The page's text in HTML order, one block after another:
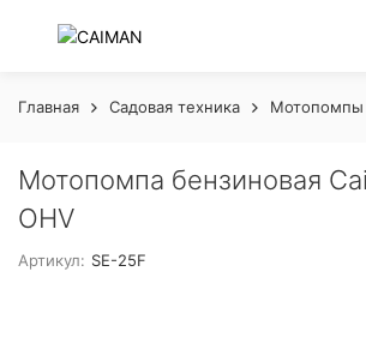
Главная Садовая техника Мотопомпы
Мотопомпа бензиновая
OHV
Артикул: SE-25F